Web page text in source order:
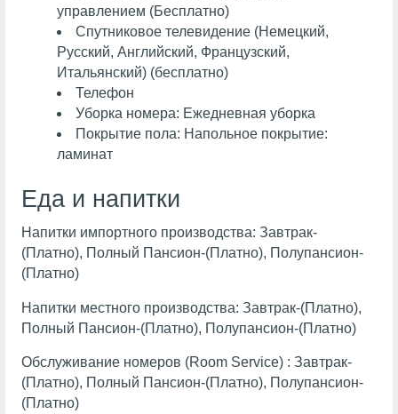
управлением (Бесплатно)
Спутниковое телевидение (Немецкий,
Русский, Английский, Французский,
Итальянский) (бесплатно)
Телефон
Уборка номера: Ежедневная уборка
Покрытие пола: Напольное покрытие:
ламинат
Еда и напитки
Напитки импортного производства: Завтрак-
(Платно), Полный Пансион-(Платно), Полупансион-
(Платно)
Напитки местного производства: Завтрак-(Платно),
Полный Пансион-(Платно), Полупансион-(Платно)
Обслуживание номеров (Room Service) : Завтрак-
(Платно), Полный Пансион-(Платно), Полупансион-
(Платно)